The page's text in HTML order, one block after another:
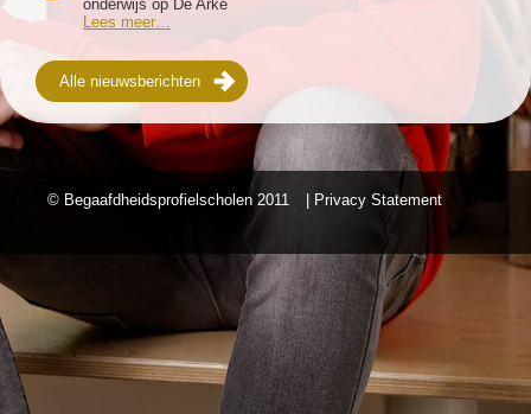
onderwijs op De Arke
Lees meer…
Alle nieuwsberichten
© Begaafdheidsprofielscholen 2011 | Privacy Statement